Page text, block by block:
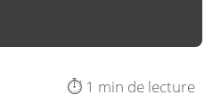
⏱️ 1 min de lecture